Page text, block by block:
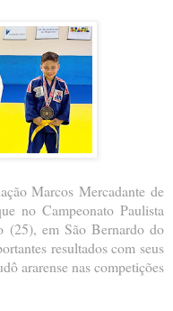
Marcos Mercadante de
no Campeonato Paulista
(25), em São Bernardo do
resultados com seus
ararense nas competições